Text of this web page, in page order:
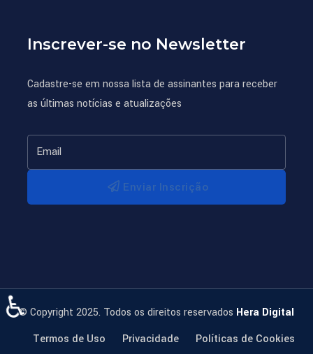
Inscrever-se no Newsletter
Cadastre-se em nossa lista de assinantes para receber
as últimas notícias e atualizações
Enviar Inscrição
© Copyright 2025. Todos os direitos reservados Hera Digital
Termos de Uso
Privacidade Políticas de Cookies